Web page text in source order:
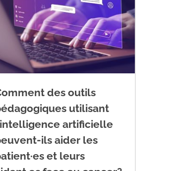
des outils
utilisant
artificielle
ils aider les
et leurs